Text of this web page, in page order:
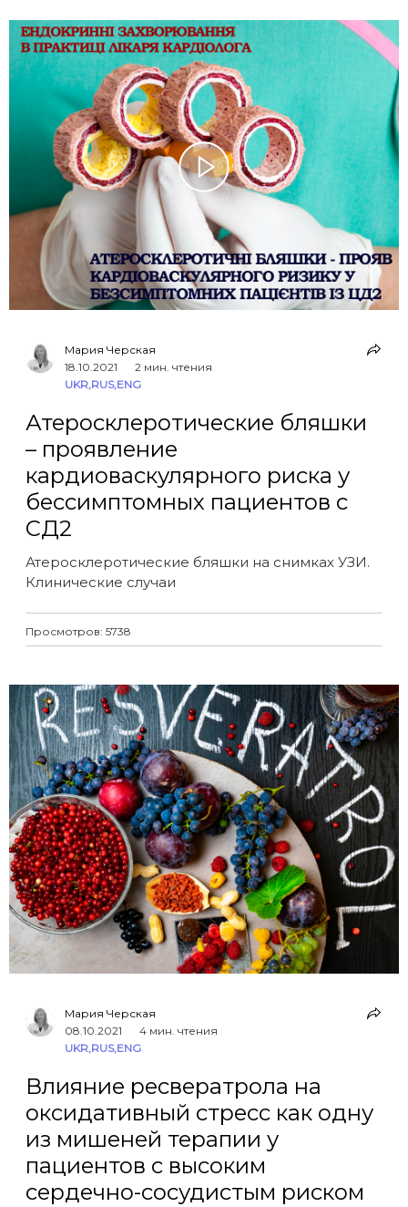
Мария Черская
18.10.2021
2 мин. чтения
UKR,RUS,ENG
Атеросклеротические бляшки
– проявление
кардиоваскулярного риска у
бессимптомных пациентов с
СД2
Атеросклеротические бляшки на снимках УЗИ.
Клинические случаи
Просмотров: 5738
Мария Черская
08.10.2021
4 мин. чтения
UKR,RUS,ENG
Влияние ресвератрола на
оксидативный стресс как одну
из мишеней терапии у
пациентов с высоким
сердечно-сосудистым риском